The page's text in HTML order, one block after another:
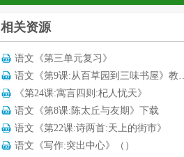
相关资源
语文《第三单元复习》
语文《第9课:从百草园到三味书屋》教学设计教案
《第24课:寓言四则:杞人忧天》
语文《第8课:陈太丘与友期》下载
语文《第22课:诗两首:天上的街市》
语文《写作:突出中心》（）